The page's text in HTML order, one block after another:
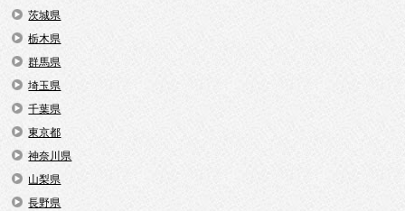
茨城県
栃木県
群馬県
埼玉県
千葉県
東京都
神奈川県
山梨県
長野県